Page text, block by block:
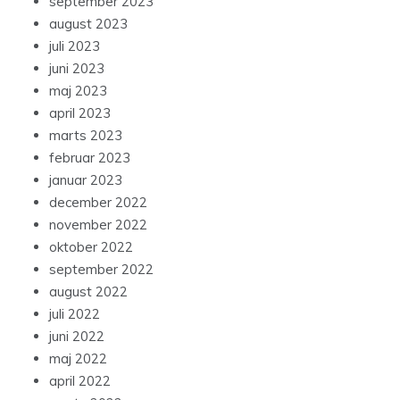
august 2023
juli 2023
juni 2023
maj 2023
april 2023
marts 2023
februar 2023
januar 2023
december 2022
november 2022
oktober 2022
september 2022
august 2022
juli 2022
juni 2022
maj 2022
april 2022